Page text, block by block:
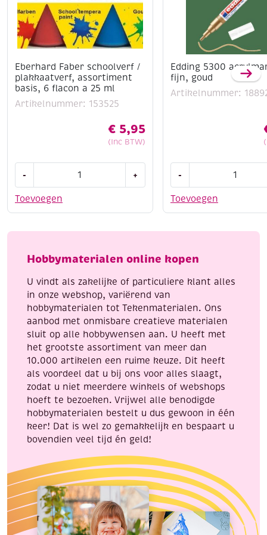
Eberhard Faber schoolverf /
plakkaatverf, assortiment
basis, 6 flacon a 25 ml
Artikelnummer: 153525
€ 5,95
(Inc BTW)
Toevoegen
-
schoolverf
assortiment
aantal
+
Edding 5300
fijn, goud
Artikelnummer:
Toevoegen
-
acrylmarker
aantal
Hobbymaterialen online kopen
U vindt als zakelijke of particuliere klant alles
in onze webshop, variërend van
hobbymaterialen tot Tekenmaterialen. Ons
aanbod met onmisbare creatieve materialen
sluit op alle hobbywensen aan. U heeft met
het grootste assortiment van meer dan
10.000 artikelen een ruime keuze. Dit heeft
als voordeel dat u bij ons voor alles slaagt,
zodat u niet meerdere winkels of webshops
hoeft te bezoeken. Vrijwel alle benodigde
hobbymaterialen bestelt u dus gewoon in één
keer! Dat is wel zo gemakkelijk en bespaart u
bovendien veel tijd én geld!